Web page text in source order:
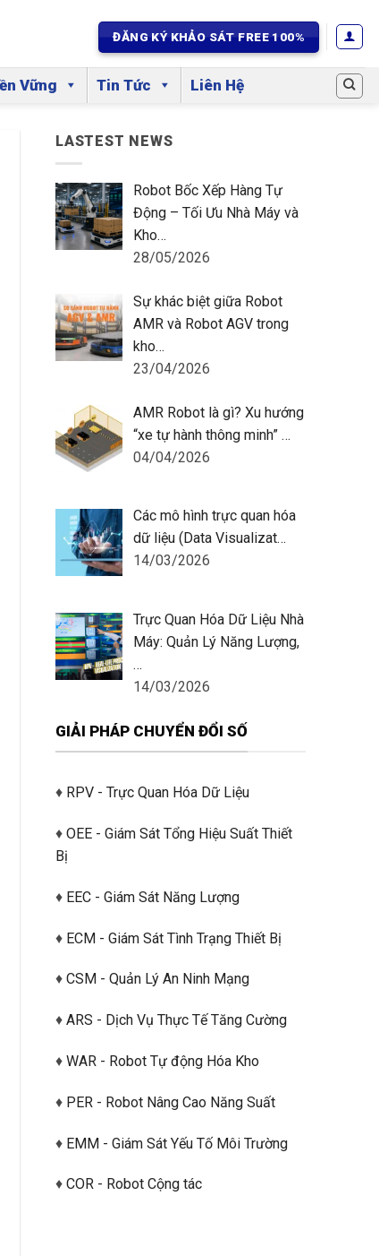
ĐĂNG KÝ KHẢO SÁT FREE 100%
Vững Tin Tức Liên Hệ
LASTEST NEWS
Robot Bốc Xếp Hàng Tự
Động – Tối Ưu Nhà Máy và
Kho…
28/05/2026
Sự khác biệt giữa Robot
AMR và Robot AGV trong
kho…
23/04/2026
AMR Robot là gì? Xu hướng
“xe tự hành thông minh” …
04/04/2026
Các mô hình trực quan hóa
dữ liệu (Data Visualizat…
14/03/2026
Trực Quan Hóa Dữ Liệu Nhà
Máy: Quản Lý Năng Lượng,
…
14/03/2026
GIẢI PHÁP CHUYỂN ĐỔI SỐ
♦ RPV - Trực Quan Hóa Dữ Liệu
♦ OEE - Giám Sát Tổng Hiệu Suất Thiết
Bị
♦ EEC - Giám Sát Năng Lượng
♦ ECM - Giám Sát Tình Trạng Thiết Bị
♦ CSM - Quản Lý An Ninh Mạng
♦ ARS - Dịch Vụ Thực Tế Tăng Cường
♦ WAR - Robot Tự động Hóa Kho
♦ PER - Robot Nâng Cao Năng Suất
♦ EMM - Giám Sát Yếu Tố Môi Trường
♦ COR - Robot Cộng tác